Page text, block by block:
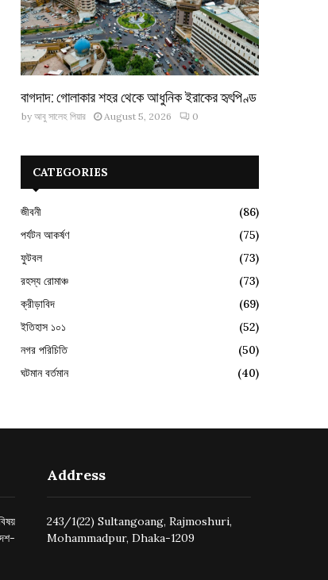
বাগদাদ: গোলাকার শহর থেকে আধুনিক ইরাকের হৃৎপিণ্ড
by আবু সালেহ পিয়ার August 5, 2026 0
CATEGORIES
জীবনী
(86)
পর্যটন আকর্ষণ
(75)
ফুটবল
(73)
রহস্য রোমাঞ্চ
(73)
ক্রীড়াবিদ
(69)
ইতিহাস ১০১
(52)
নগর পরিচিতি
(50)
ঘটমান বর্তমান
(40)
Address
243/1(22) Sultangoang, Rajmoshuri,
Mohammadpur, Dhaka-1209